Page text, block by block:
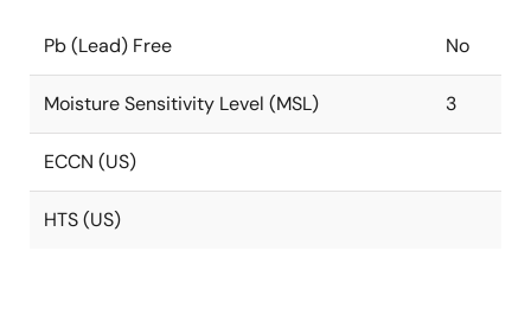
Pb (Lead) Free No
Moisture Sensitivity Level (MSL) 3
ECCN (US)
HTS (US)